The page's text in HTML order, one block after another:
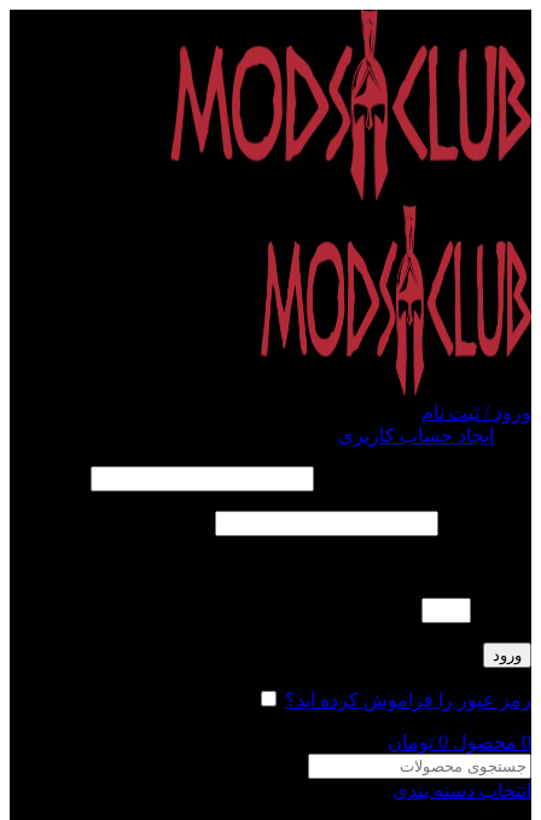
ورود / ثبت نام
ایجاد حساب کاربری
ورود
رمز عبور را فراموش کرده اید؟
0 محصول 0 تومان
انتخاب دسته بندی